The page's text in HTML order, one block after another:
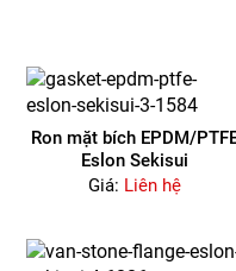
Ron mặt bích EPDM/
Eslon Sekisui
Giá: Liên hệ